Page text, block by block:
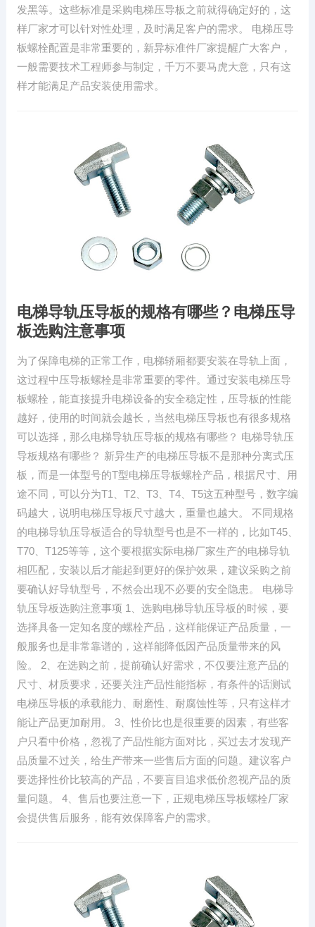
发黑等。这些标准是采购电梯压导板之前就得确定好的，这
样厂家才可以针对性处理，及时满足客户的需求。 电梯压导
板螺栓配置是非常重要的，新异标准件厂家提醒广大客户，
一般需要技术工程师参与制定，千万不要马虎大意，只有这
样才能满足产品安装使用需求。
电梯导轨压导板的规格有哪些？电梯压导
板选购注意事项
为了保障电梯的正常工作，电梯轿厢都要安装在导轨上面，
这过程中压导板螺栓是非常重要的零件。通过安装电梯压导
板螺栓，能直接提升电梯设备的安全稳定性，压导板的性能
越好，使用的时间就会越长，当然电梯压导板也有很多规格
可以选择，那么电梯导轨压导板的规格有哪些？ 电梯导轨压
导板规格有哪些？ 新异生产的电梯压导板不是那种分离式压
板，而是一体型号的T型电梯压导板螺栓产品，根据尺寸、用
途不同，可以分为T1、T2、T3、T4、T5这五种型号，数字编
码越大，说明电梯压导板尺寸越大，重量也越大。 不同规格
的电梯导轨压导板适合的导轨型号也是不一样的，比如T45、
T70、T125等等，这个要根据实际电梯厂家生产的电梯导轨
相匹配，安装以后才能起到更好的保护效果，建议采购之前
要确认好导轨型号，不然会出现不必要的安全隐患。 电梯导
轨压导板选购注意事项 1、选购电梯导轨压导板的时候，要
选择具备一定知名度的螺栓产品，这样能保证产品质量，一
般服务也是非常靠谱的，这样能降低因产品质量带来的风
险。 2、在选购之前，提前确认好需求，不仅要注意产品的
尺寸、材质要求，还要关注产品性能指标，有条件的话测试
电梯压导板的承载能力、耐磨性、耐腐蚀性等，只有这样才
能让产品更加耐用。 3、性价比也是很重要的因素，有些客
户只看中价格，忽视了产品性能方面对比，买过去才发现产
品质量不过关，给生产带来一些售后方面的问题。建议客户
要选择性价比较高的产品，不要盲目追求低价忽视产品的质
量问题。 4、售后也要注意一下，正规电梯压导板螺栓厂家
会提供售后服务，能有效保障客户的需求。